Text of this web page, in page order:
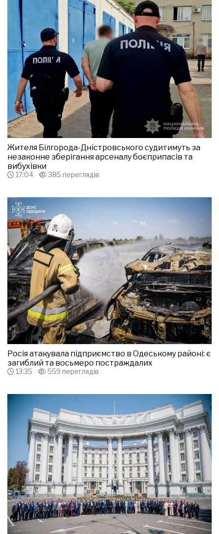
Жителя Білгорода-Дністровського судитимуть за
незаконне зберігання арсеналу боєприпасів та
вибухівки
17:04 385 переглядів
Росія атакувала підприємство в Одеському районі: є
загиблий та восьмеро постраждалих
13:35 559 переглядів